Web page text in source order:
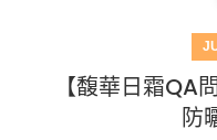
【馥華日霜QA
防